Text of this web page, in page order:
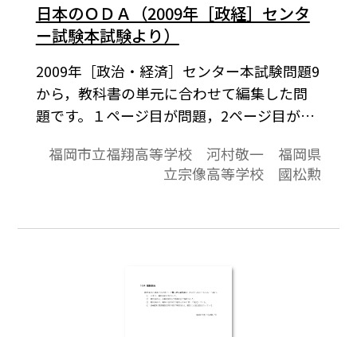
日本のＯＤＡ（2009年［政経］センタ
ー試験本試験より）
2009年［政治・経済］センター本試験問題9
から，教科書の単元に合わせて編集した問
題です。１ページ目が問題，2ページ目が解
福岡市立福翔高等学校 河村敬一 福岡県
立宗像高等学校 國松勲